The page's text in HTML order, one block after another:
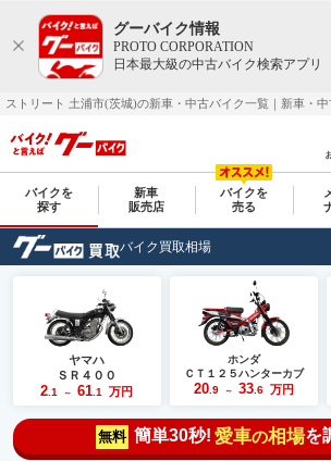
グーバイク情報
PROTO CORPORATION
日本最大級の中古バイク検索アプリ
バイクを
探す
新車
販売店
バイクを
売る
バイク買取相場
ヤマハ
ＳＲ４００
2 .1 ～ 61 .1 万円
ホンダ
ＣＴ１２５ハンターカブ
20 .9 ～ 33 .6 万円
無料 簡単30秒! 愛車の相場を